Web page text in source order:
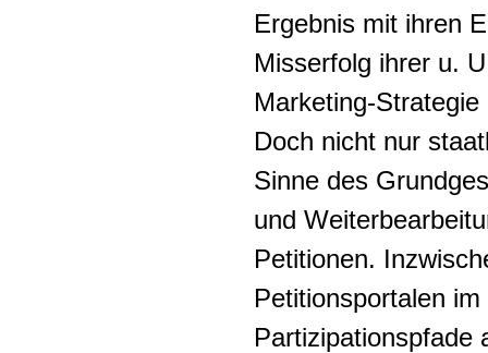
Ergebnis mit ihren
Misserfolg ihrer u.
Marketing-
Doch nicht nur
Sinne des
und
Petitionen.
Petitionsportalen
Partizipationspfade